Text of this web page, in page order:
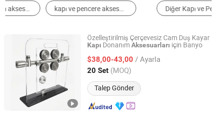
Diğer Kapı ve Pencere Donanımları
Özelleştirilmiş Çerçevesiz Cam Duş Kayar
Kapı DonanımAksesuarları için Banyo
$38,00-43,00 / Ayarla
20 Set (MOQ)
Talep Gönder
Prin Hardware Company Limited
Guangdong, China Fiyat 2019